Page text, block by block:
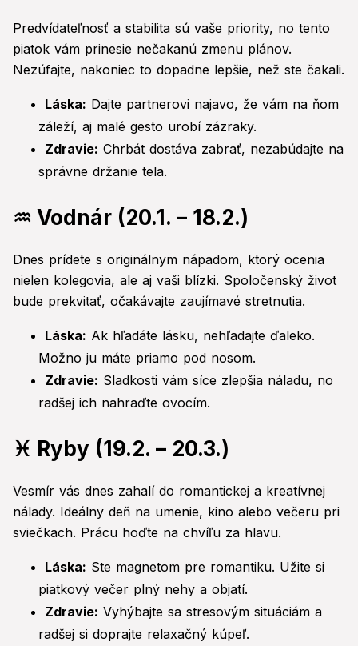
Predvídateľnosť a stabilita sú vaše priority, no tento
piatok vám prinesie nečakanú zmenu plánov.
Nezúfajte, nakoniec to dopadne lepšie, než ste čakali.
Láska: Dajte partnerovi najavo, že vám na ňom
záleží, aj malé gesto urobí zázraky.
Zdravie: Chrbát dostáva zabrať, nezabúdajte na
správne držanie tela.
♒ Vodnár (20.1. – 18.2.)
Dnes prídete s originálnym nápadom, ktorý ocenia
nielen kolegovia, ale aj vaši blízki. Spoločenský život
bude prekvitať, očakávajte zaujímavé stretnutia.
Láska: Ak hľadáte lásku, nehľadajte ďaleko.
Možno ju máte priamo pod nosom.
Zdravie: Sladkosti vám síce zlepšia náladu, no
radšej ich nahraďte ovocím.
♓ Ryby (19.2. – 20.3.)
Vesmír vás dnes zahalí do romantickej a kreatívnej
nálady. Ideálny deň na umenie, kino alebo večeru pri
sviečkach. Prácu hoďte na chvíľu za hlavu.
Láska: Ste magnetom pre romantiku. Užite si
piatkový večer plný nehy a objatí.
Zdravie: Vyhýbajte sa stresovým situáciám a
radšej si doprajte relaxačný kúpeľ.